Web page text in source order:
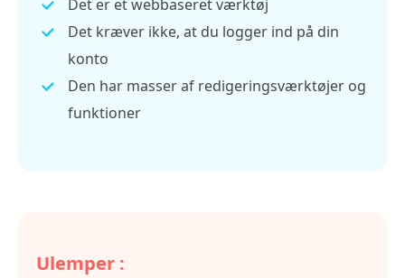
Det er et webbaseret værktøj
Det kræver ikke, at du logger ind på din
konto
Den har masser af redigeringsværktøjer og
funktioner
Ulemper :